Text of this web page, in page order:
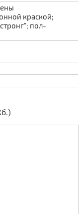
краской;
пол-